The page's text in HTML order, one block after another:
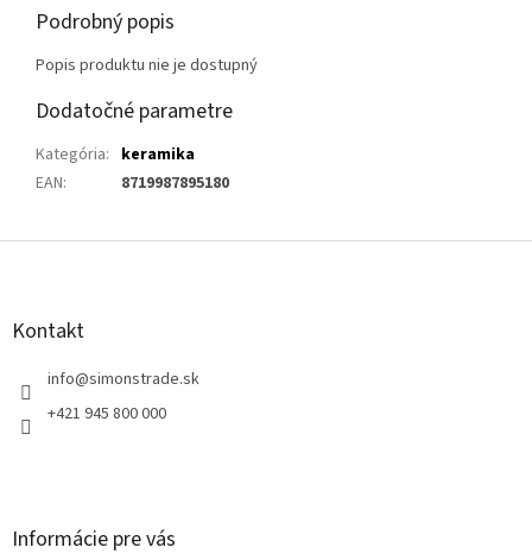
Podrobný popis
Popis produktu nie je dostupný
Dodatočné parametre
Kategória: keramika
EAN: 8719987895180
Z
Kontakt
info@simonstrade.sk
+421 945 800 000
Informácie pre vás